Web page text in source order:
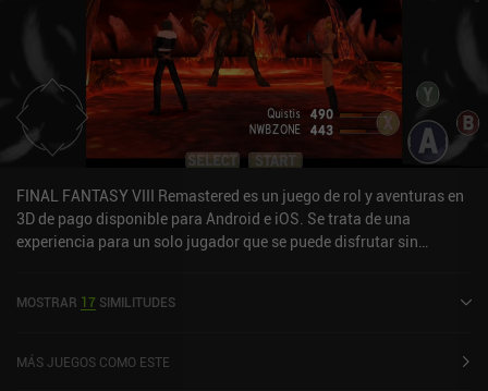
FINAL FANTASY VIII Remastered es un juego de rol y aventuras en
3D de pago disponible para Android e iOS. Se trata de una
experiencia para un solo jugador que se puede disfrutar sin
Remastered se lanzó en marzo de 2021 y tiene actualmente una
App Store de iOS.
MOSTRAR 17 SIMILITUDES
MÁS JUEGOS COMO ESTE